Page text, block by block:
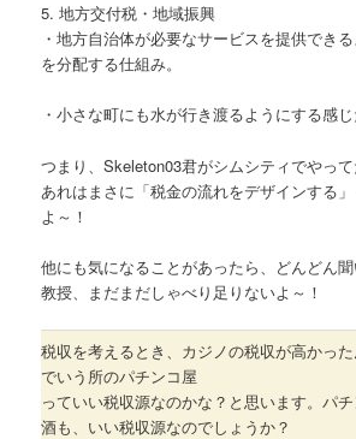
5. 地方交付税・地域振興
・地方自治体が必要なサービスを提供でき
を分配する仕組み。
・小さな町にも水が行き渡るようにする感じ
つまり、Skeleton03君がシムシティでやって
あれはまさに「税金の流れをデザインする
よ～！
他にも気になることがあったら、どんどん聞
教授、まだまだしゃべり足りないよ～！
税収を考えるとき、カジノの税収が高かっ
でいう所のパチンコ屋
っていい税収源なのかな？と思います。パ
酒も、いい税収源なのでしょうか？